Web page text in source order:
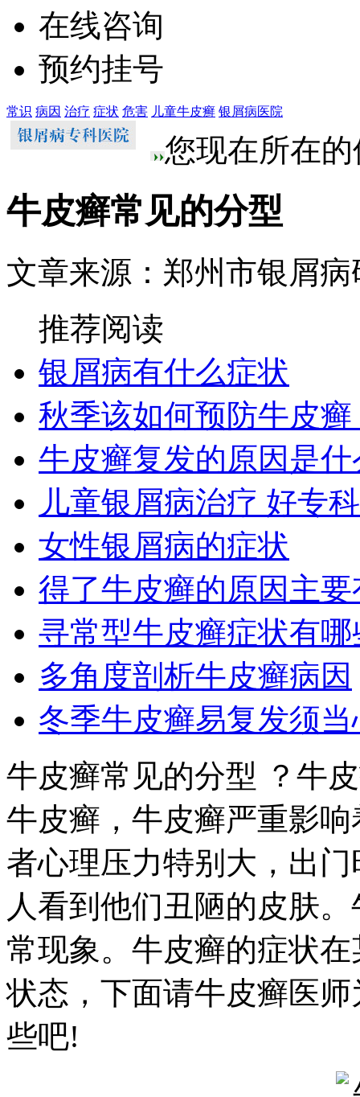
在线咨询
预约挂号
常识 病因 治疗 症状 危害 儿童牛皮癣 银屑病医院
您现在所在
牛皮癣常见的分型
文章来源：郑州市银屑病
推荐阅读
银屑病有什么症状
秋季该如何预防牛皮癣
牛皮癣复发的原因是什
儿童银屑病治疗 好专
女性银屑病的症状
得了牛皮癣的原因主要
寻常型牛皮癣症状有哪
多角度剖析牛皮癣病因
冬季牛皮癣易复发须当
牛皮癣常见的分型 ？牛
牛皮癣，牛皮癣严重影
者心理压力特别大，出
人看到他们丑陋的皮肤
常现象。牛皮癣的症状
状态，下面请牛皮癣医
些吧!